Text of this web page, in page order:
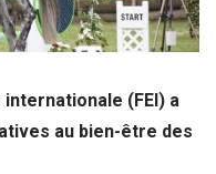
(FEI) a
au bien-être des